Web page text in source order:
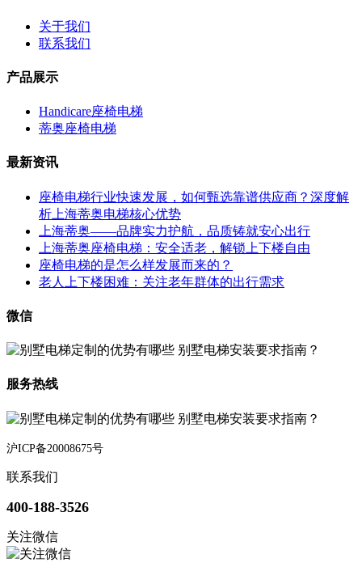
关于我们
联系我们
产品展示
Handicare座椅电梯
蒂奥座椅电梯
最新资讯
座椅电梯行业快速发展，如何甄选靠谱供应商？深度解
析上海蒂奥电梯核心优势
上海蒂奥——品牌实力护航，品质铸就安心出行
上海蒂奥座椅电梯：安全适老，解锁上下楼自由
座椅电梯的是怎么样发展而来的？
老人上下楼困难：关注老年群体的出行需求
微信
服务热线
沪ICP备20008675号
联系我们
400-188-3526
关注微信